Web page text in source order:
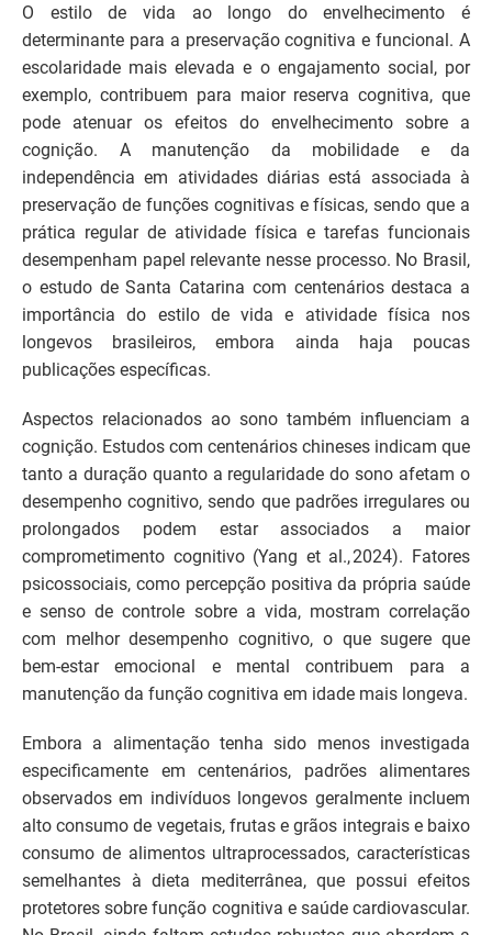
O estilo de vida ao longo do envelhecimento é
determinante para a preservação cognitiva e funcional. A
escolaridade mais elevada e o engajamento social, por
exemplo, contribuem para maior reserva cognitiva, que
pode atenuar os efeitos do envelhecimento sobre a
cognição. A manutenção da mobilidade e da
independência em atividades diárias está associada à
preservação de funções cognitivas e físicas, sendo que a
prática regular de atividade física e tarefas funcionais
desempenham papel relevante nesse processo. No Brasil,
o estudo de Santa Catarina com centenários destaca a
importância do estilo de vida e atividade física nos
longevos brasileiros, embora ainda haja poucas
publicações específicas.
Aspectos relacionados ao sono também influenciam a
cognição. Estudos com centenários chineses indicam que
tanto a duração quanto a regularidade do sono afetam o
desempenho cognitivo, sendo que padrões irregulares ou
prolongados podem estar associados a maior
comprometimento cognitivo (Yang et al., 2024). Fatores
psicossociais, como percepção positiva da própria saúde
e senso de controle sobre a vida, mostram correlação
com melhor desempenho cognitivo, o que sugere que
bem‐estar emocional e mental contribuem para a
manutenção da função cognitiva em idade mais longeva.
Embora a alimentação tenha sido menos investigada
especificamente em centenários, padrões alimentares
observados em indivíduos longevos geralmente incluem
alto consumo de vegetais, frutas e grãos integrais e baixo
consumo de alimentos ultraprocessados, características
semelhantes à dieta mediterrânea, que possui efeitos
protetores sobre função cognitiva e saúde cardiovascular.